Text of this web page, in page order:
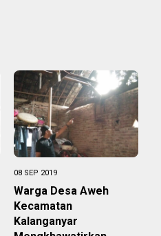
08 SEP 2019
Warga Desa Aweh
Kecamatan
Kalanganyar